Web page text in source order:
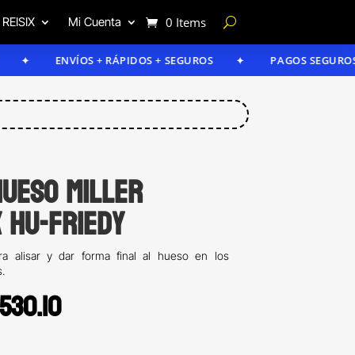
Mi Cuenta 0 Items
ENVÍOS + RÁPIDOS + SEGUROS PAGOS SEGUROS
Miller
Friedy
alisar y dar forma final al hueso en los
Current